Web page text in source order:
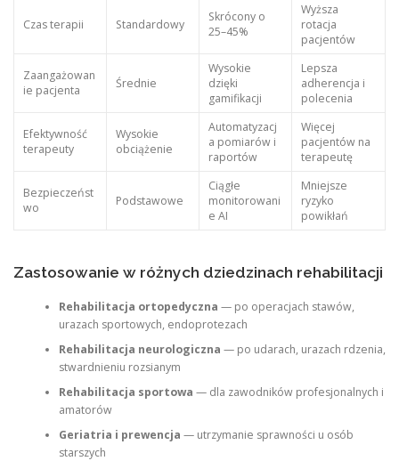
Czas terapii Standardowy
Skrócony o
25–45%
Wyższa
rotacja
pacjentów
Zaangażowan
ie pacjenta
Średnie
Wysokie
dzięki
gamifikacji
Lepsza
adherencja i
polecenia
Efektywność
terapeuty
Wysokie
obciążenie
Automatyzacj
a pomiarów i
raportów
Więcej
pacjentów na
terapeutę
Bezpieczeńst
wo
Podstawowe
Ciągłe
monitorowani
e AI
Mniejsze
ryzyko
powikłań
Zastosowanie w różnych dziedzinach rehabilitacji
Rehabilitacja ortopedyczna — po operacjach stawów,
urazach sportowych, endoprotezach
Rehabilitacja neurologiczna — po udarach, urazach rdzenia,
stwardnieniu rozsianym
Rehabilitacja sportowa — dla zawodników profesjonalnych i
amatorów
Geriatria i prewencja — utrzymanie sprawności u osób
starszych